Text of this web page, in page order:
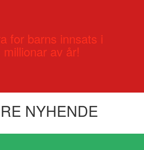
for barns innsats i
av år!
NYHENDE